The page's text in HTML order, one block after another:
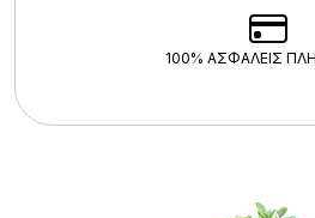
100% ΑΣΦΑΛΕΊΣ